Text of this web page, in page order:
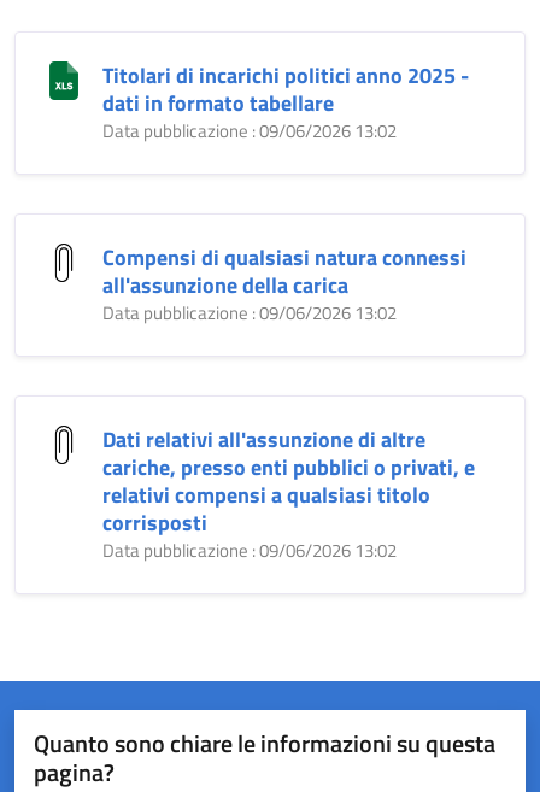
Titolari di incarichi politici anno 2025 -
dati in formato tabellare
Data pubblicazione : 09/06/2026 13:02
Compensi di qualsiasi natura connessi
all'assunzione della carica
Data pubblicazione : 09/06/2026 13:02
Dati relativi all'assunzione di altre
cariche, presso enti pubblici o privati, e
relativi compensi a qualsiasi titolo
corrisposti
Data pubblicazione : 09/06/2026 13:02
Quanto sono chiare le informazioni su questa
pagina?